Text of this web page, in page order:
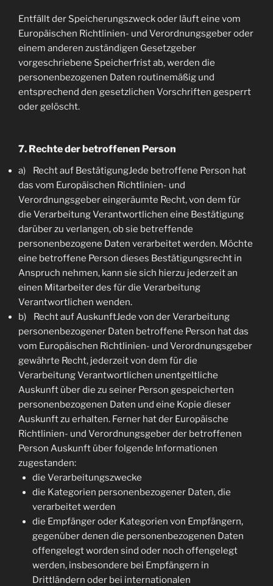
Entfällt der Speicherungszweck oder läuft eine vom
Europäischen Richtlinien- und Verordnungsgeber oder
einem anderen zuständigen Gesetzgeber
vorgeschriebene Speicherfrist ab, werden die
personenbezogenen Daten routinemäßig und
entsprechend den gesetzlichen Vorschriften gesperrt
oder gelöscht.
7. Rechte der betroffenen Person
a) Recht auf BestätigungJede betroffene Person hat
das vom Europäischen Richtlinien- und
Verordnungsgeber eingeräumte Recht, von dem für
die Verarbeitung Verantwortlichen eine Bestätigung
darüber zu verlangen, ob sie betreffende
personenbezogene Daten verarbeitet werden. Möchte
eine betroffene Person dieses Bestätigungsrecht in
Anspruch nehmen, kann sie sich hierzu jederzeit an
einen Mitarbeiter des für die Verarbeitung
Verantwortlichen wenden.
b) Recht auf AuskunftJede von der Verarbeitung
personenbezogener Daten betroffene Person hat das
vom Europäischen Richtlinien- und Verordnungsgeber
gewährte Recht, jederzeit von dem für die
Verarbeitung Verantwortlichen unentgeltliche
Auskunft über die zu seiner Person gespeicherten
personenbezogenen Daten und eine Kopie dieser
Auskunft zu erhalten. Ferner hat der Europäische
Richtlinien- und Verordnungsgeber der betroffenen
Person Auskunft über folgende Informationen
zugestanden:
die Verarbeitungszwecke
die Kategorien personenbezogener Daten, die
verarbeitet werden
die Empfänger oder Kategorien von Empfängern,
gegenüber denen die personenbezogenen Daten
offengelegt worden sind oder noch offengelegt
werden, insbesondere bei Empfängern in
Drittländern oder bei internationalen